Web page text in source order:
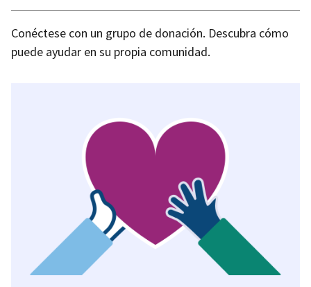
Conéctese con un grupo de donación. Descubra cómo
puede ayudar en su propia comunidad.